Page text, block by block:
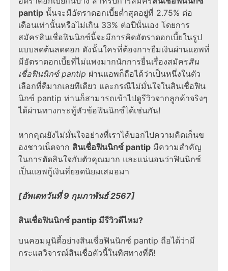
pantip นั้นจะมีอัตราดอกเบี้ยต่ำสุดอยู่ที่ 2.75% ต่อ
เดือนเท่านั้นหรือไม่เกิน 33% ต่อปีนั่นเอง โดยการ
สมัครสินเชื่อฟินนิกซ์นี้จะมีการคิดอัตราดอกเบี้ยในรูป
แบบลดต้นลดดอก ดังนั้นใครที่ต้องการยืมเงินผ่านแอพที่
มีอัตราดอกเบี้ยที่ไม่แพงมากนักการยื่นเรื่องสมัครสิน
เชื่อฟินนิกซ์ pantip ผ่านแอพก็ถือได้ว่าเป็นหนึ่งในตัว
เลือกที่ดีมากเลยทีเดียว และกรณีไม่มั่นใจในสินเชื่อฟิน
นิกซ์ pantip ท่านก็สามารถเข้าไปดูรีวิวจากลูกค้าจริงๆ
ได้ผ่านทางกระทู้หัวข้อฟินนิกซ์ได้เช่นกัน!
หากคุณยังไม่มั่นใจอย่างที่เราได้บอกไปความคิดเก็นข
องชาวเน็ตจาก สินเชื่อฟินนิกซ์ pantip มีความสำคัญ
ในการตัดสินใจกับตัวคุณมาก และแน่นอนว่าฟินนิกซ์
เป็นแอพกู้เงินที่ยอดนิยมเสมอมา
[อัพเดทวันที่ 9 กุมภาพันธ์ 2567]
สินเชื่อฟินนิกซ์ pantip มีรีวิวดีไหม?
บนคอมมูนิตี้อย่างสินเชื่อฟินนิกซ์ pantip ถือได้ว่ามี
กระแสวิจารณ์สินเชื่อตัวนี้ในทิศทางที่ดี!